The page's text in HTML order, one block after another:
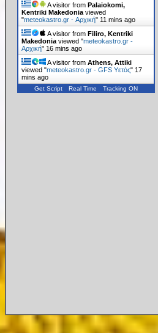
A visitor fromPalaiokomi,
Kentriki Makedonia viewed
"meteokastro.gr - Αρχική" 11 mins ago
A visitor fromFiliro, Kentriki
Makedonia viewed "meteokastro.gr -
Αρχική" 16 mins ago
A visitor fromAthens, Attiki
viewed "meteokastro.gr - GFS Υετός" 17
mins ago
Get Script Real Time Tracking ON